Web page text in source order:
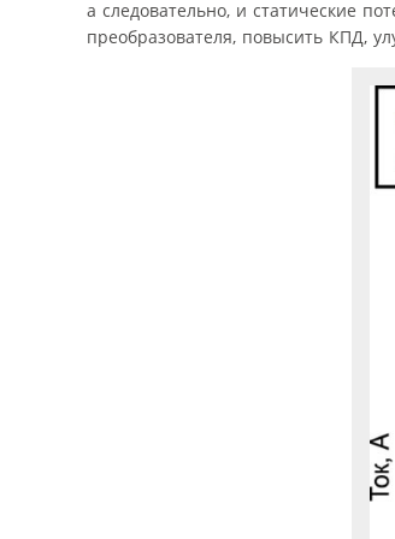
а следовательно, и статические
преобразователя, повысить КПД,